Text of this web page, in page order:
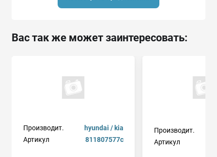
Вас так же может заинтересовать:
Производит.
hyundai / kia
Артикул
811807577c
Производит.
Артикул